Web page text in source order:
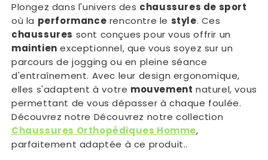
Plongez dans l'univers des chaussures de sport
où la performance rencontre le style. Ces
chaussures sont conçues pour vous offrir un
maintien exceptionnel, que vous soyez sur un
parcours de jogging ou en pleine séance
d'entraînement. Avec leur design ergonomique,
elles s'adaptent à votre mouvement naturel, vous
permettant de vous dépasser à chaque foulée.
Découvrez notre Découvrez notre collection
Chaussures Orthopédiques Homme,
parfaitement adaptée à ce produit..